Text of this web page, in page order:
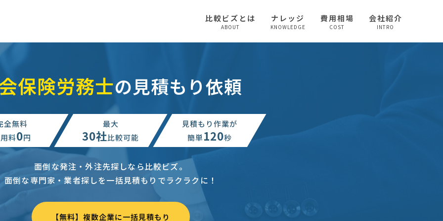
比較ビズとは
ABOUT
ナレッジ
KNOWLEDGE
費用相場
COST
会社紹介
INTRO
保険労務士の見積もり依頼
全無料
料0円
最大
30社比較可能
見積もり作業が
簡単120秒
面倒な発注・外注先探しなら比較ビズ。
面倒な専門家・業者探しを一括見積もりでラクラクに！
【無料】複数企業に一括見積もり